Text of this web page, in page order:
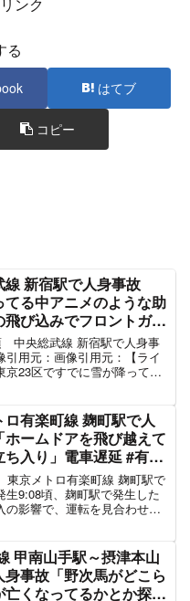
や運休が出ていま
March 19, 2021
れは酷い
March 19, 2021